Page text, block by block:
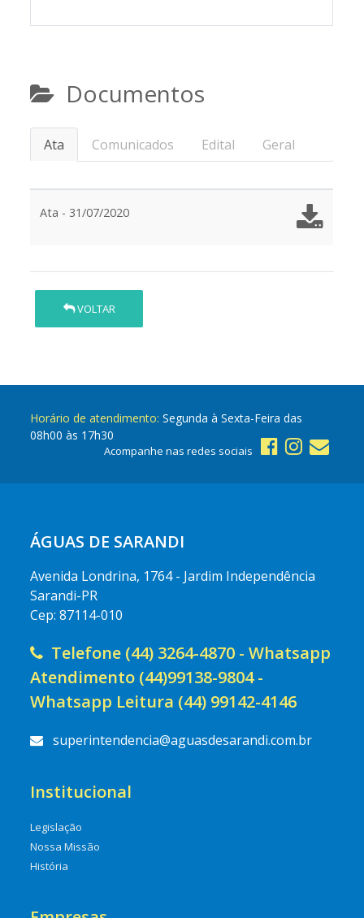
Documentos
Ata Comunicados Edital Geral
Ata - 31/07/2020
VOLTAR
Horário de atendimento: Segunda à Sexta-Feira das
08h00 às 17h30
Acompanhe nas redes sociais
ÁGUAS DE SARANDI
Avenida Londrina, 1764 - Jardim Independência
Sarandi-PR
Cep: 87114-010
Telefone (44) 3264-4870 - Whatsapp
Atendimento (44)99138-9804 -
Whatsapp Leitura (44) 99142-4146
superintendencia@aguasdesarandi.com.br
Institucional
Legislação
Nossa Missão
História